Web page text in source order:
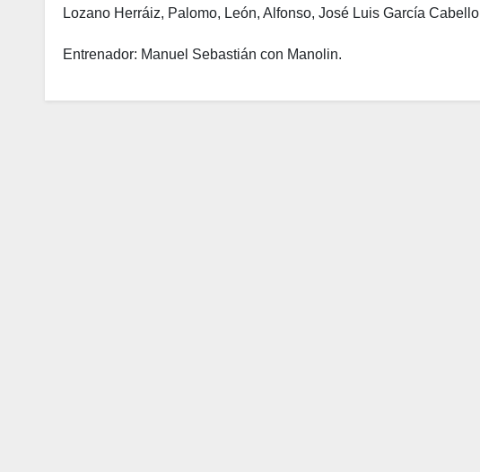
Lozano Herráiz, Palomo, León, Alfonso, José Luis García Cabello
Entrenador: Manuel Sebastián con Manolin.